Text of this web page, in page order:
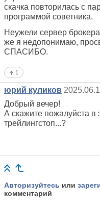
скачка повторилась с
программой советника.
Неужели сервер
же я недопонимаю,
СПАСИБО.
1
юрий куликов
Добрый вечер!
А скажите пожалуйста в
трейлингстоп...?
Авторизуйтесь или
комментарий